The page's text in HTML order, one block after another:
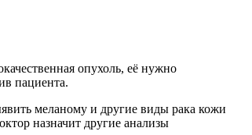
опухоль, её нужно
пациента.
меланому и другие виды рака кожи
назначит другие анализы